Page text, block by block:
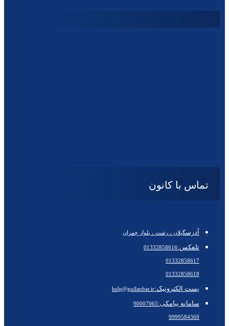
تماس با کانون
آدرسگیلان ، رشت ، بلوار چمران
تلفکس:01332858616
01332858617
01332858618
پست الکترونیک:help@guilanbar.ir
سامانه پیامکی:90007065
9999584369